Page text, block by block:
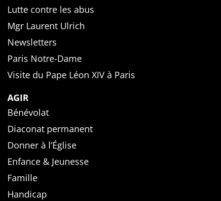
Lutte contre les abus
Mgr Laurent Ulrich
Newsletters
Paris Notre-Dame
Visite du Pape Léon XIV à Paris
AGIR
Bénévolat
Diaconat permanent
Donner à l’Église
Enfance & Jeunesse
Famille
Handicap